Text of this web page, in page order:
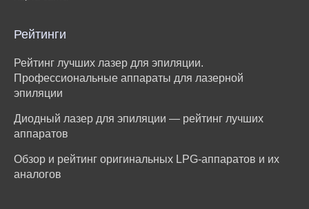
Рейтинги
Рейтинг лучших лазер для эпиляции.
Профессиональные аппараты для лазерной
эпиляции
Диодный лазер для эпиляции — рейтинг лучших
аппаратов
Обзор и рейтинг оригинальных LPG-аппаратов и их
аналогов